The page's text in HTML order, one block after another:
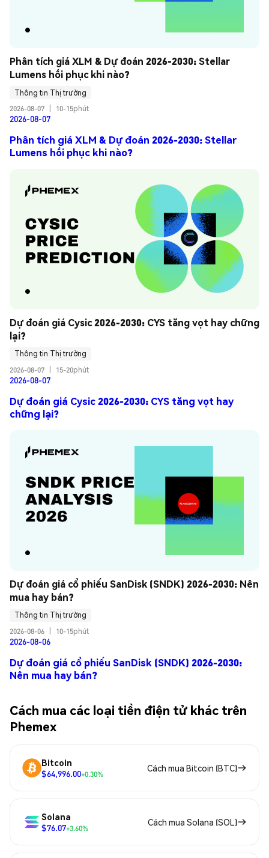
Phân tích giá XLM & Dự đoán 2026-2030: Stellar
Lumens hồi phục khi nào?
Thông tin Thị trường
2026-08-07
10-15phút
2026-08-07
Phân tích giá XLM & Dự đoán 2026-2030: Stellar
Lumens hồi phục khi nào?
Dự đoán giá Cysic 2026-2030: CYS tăng vọt hay chững
lại?
Thông tin Thị trường
2026-08-07
15-20phút
2026-08-07
Dự đoán giá Cysic 2026-2030: CYS tăng vọt hay
chững lại?
Dự đoán giá cổ phiếu SanDisk (SNDK) 2026-2030: Nên
mua hay bán?
Thông tin Thị trường
2026-08-06
10-15phút
2026-08-06
Dự đoán giá cổ phiếu SanDisk (SNDK) 2026-2030:
Nên mua hay bán?
Cách mua các loại tiền điện tử khác trên
Phemex
Bitcoin
$64,996.00+0.30%
Cách mua Bitcoin (BTC)
Solana
$76.07+3.60%
Cách mua Solana (SOL)